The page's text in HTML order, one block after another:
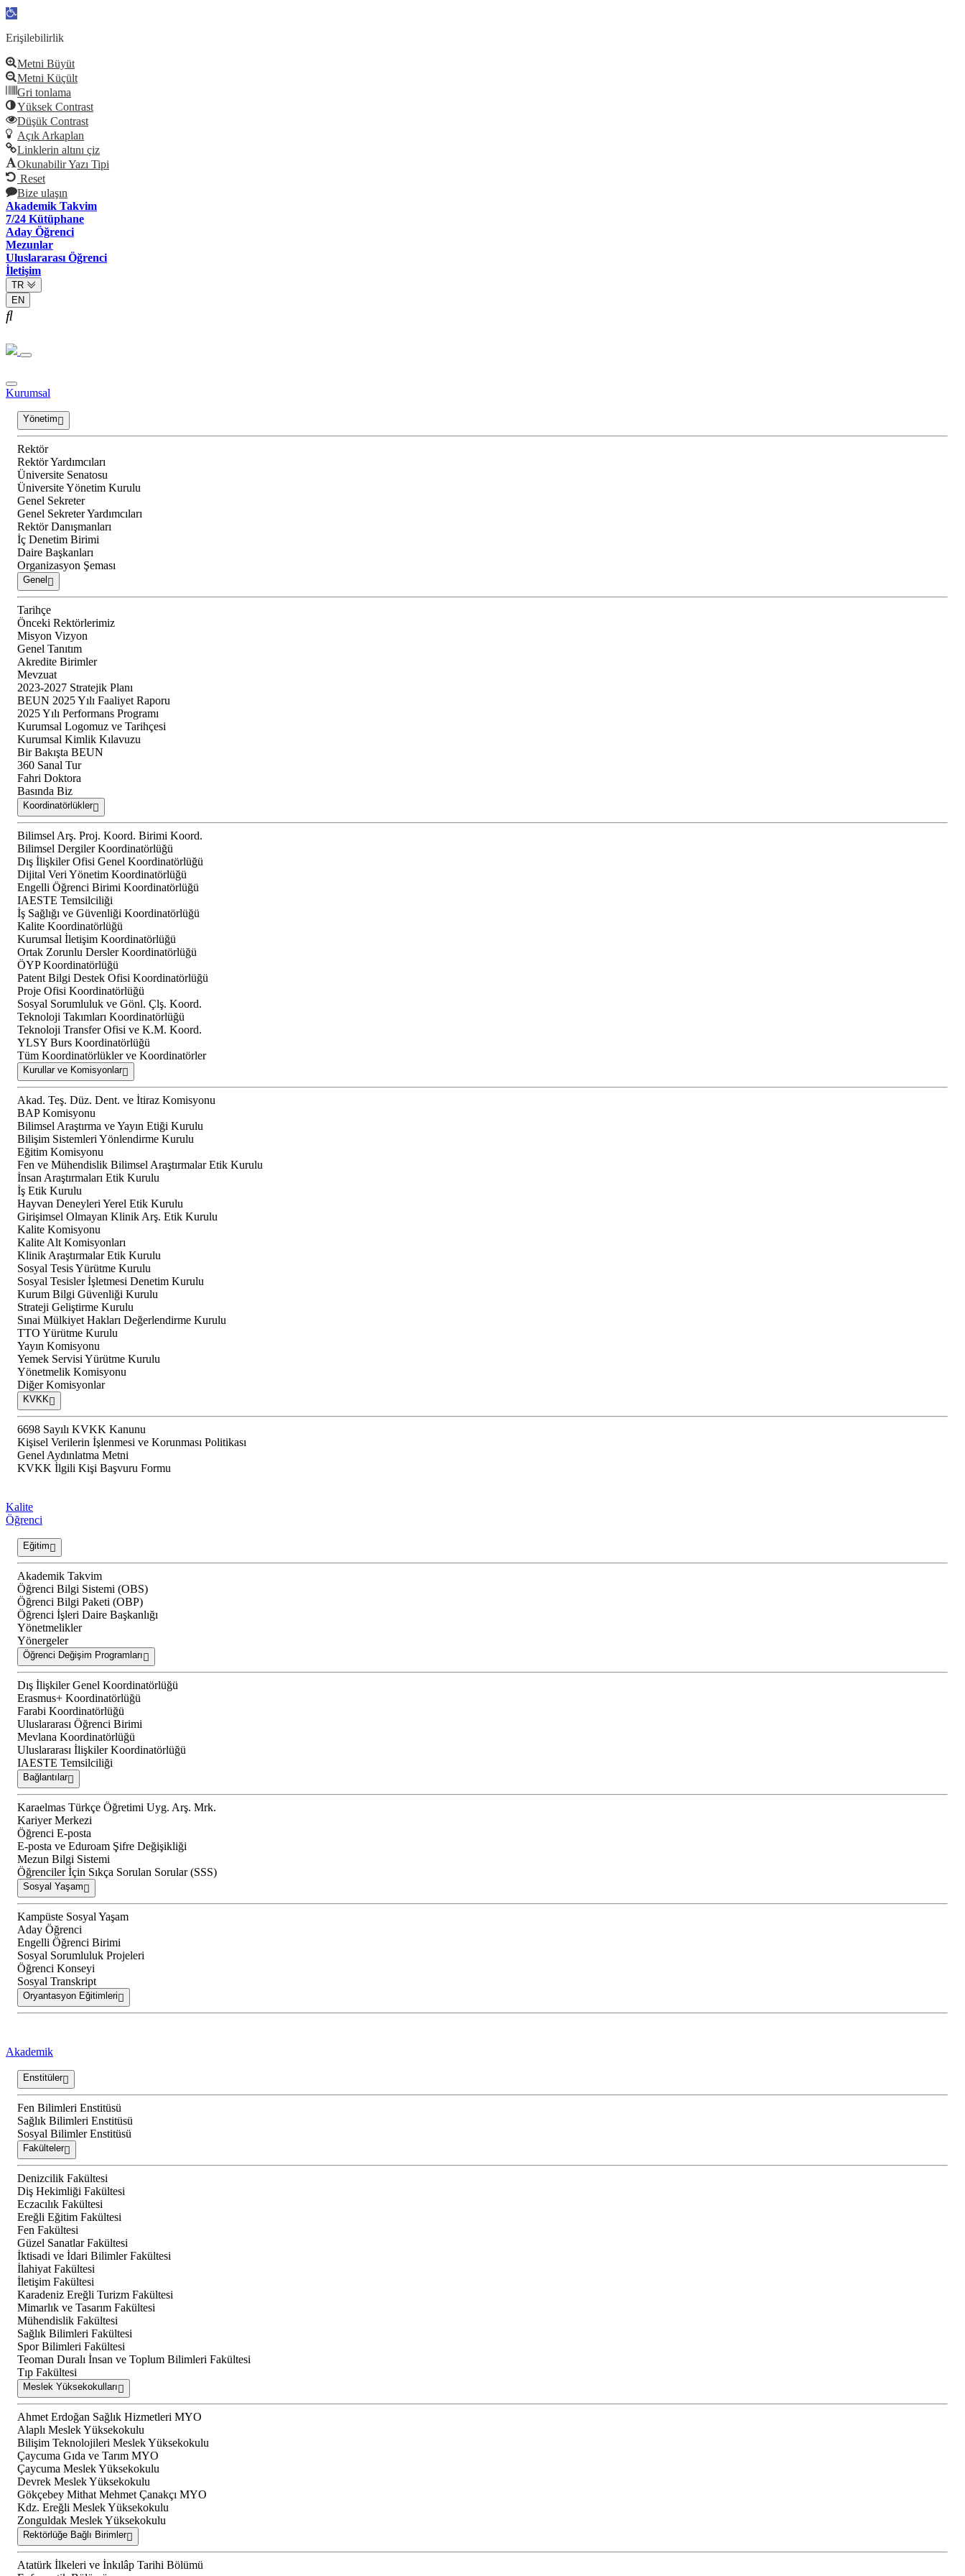
Open
Erişilebilirlik
Metni Büyüt
Metni Küçült
Gri tonlama
Yüksek Contrast
Düşük Contrast
Açık Arkaplan
Linklerin altını çiz
Okunabilir Yazı Tipi
Reset
Bize ulaşın
Akademik Takvim
7/24 Kütüphane
Aday Öğrenci
Mezunlar
Uluslararası Öğrenci
İletişim
TR
EN
Kurumsal
Yönetim
Rektör
Rektör Yardımcıları
Üniversite Senatosu
Üniversite Yönetim Kurulu
Genel Sekreter
Genel Sekreter Yardımcıları
Rektör Danışmanları
İç Denetim Birimi
Daire Başkanları
Organizasyon Şeması
Genel
Tarihçe
Önceki Rektörlerimiz
Misyon Vizyon
Genel Tanıtım
Akredite Birimler
Mevzuat
2023-2027 Stratejik Planı
BEUN 2025 Yılı Faaliyet Raporu
2025 Yılı Performans Programı
Kurumsal Logomuz ve Tarihçesi
Kurumsal Kimlik Kılavuzu
Bir Bakışta BEUN
360 Sanal Tur
Fahri Doktora
Basında Biz
Koordinatörlükler
Bilimsel Arş. Proj. Koord. Birimi Koord.
Bilimsel Dergiler Koordinatörlüğü
Dış İlişkiler Ofisi Genel Koordinatörlüğü
Dijital Veri Yönetim Koordinatörlüğü
Engelli Öğrenci Birimi Koordinatörlüğü
IAESTE Temsilciliği
İş Sağlığı ve Güvenliği Koordinatörlüğü
Kalite Koordinatörlüğü
Kurumsal İletişim Koordinatörlüğü
Ortak Zorunlu Dersler Koordinatörlüğü
ÖYP Koordinatörlüğü
Patent Bilgi Destek Ofisi Koordinatörlüğü
Proje Ofisi Koordinatörlüğü
Sosyal Sorumluluk ve Gönl. Çlş. Koord.
Teknoloji Takımları Koordinatörlüğü
Teknoloji Transfer Ofisi ve K.M. Koord.
YLSY Burs Koordinatörlüğü
Tüm Koordinatörlükler ve Koordinatörler
Kurullar ve Komisyonlar
Akad. Teş. Düz. Dent. ve İtiraz Komisyonu
BAP Komisyonu
Bilimsel Araştırma ve Yayın Etiği Kurulu
Bilişim Sistemleri Yönlendirme Kurulu
Eğitim Komisyonu
Fen ve Mühendislik Bilimsel Araştırmalar Etik Kurulu
İnsan Araştırmaları Etik Kurulu
İş Etik Kurulu
Hayvan Deneyleri Yerel Etik Kurulu
Girişimsel Olmayan Klinik Arş. Etik Kurulu
Kalite Komisyonu
Kalite Alt Komisyonları
Klinik Araştırmalar Etik Kurulu
Sosyal Tesis Yürütme Kurulu
Sosyal Tesisler İşletmesi Denetim Kurulu
Kurum Bilgi Güvenliği Kurulu
Strateji Geliştirme Kurulu
Sınai Mülkiyet Hakları Değerlendirme Kurulu
TTO Yürütme Kurulu
Yayın Komisyonu
Yemek Servisi Yürütme Kurulu
Yönetmelik Komisyonu
Diğer Komisyonlar
KVKK
6698 Sayılı KVKK Kanunu
Kişisel Verilerin İşlenmesi ve Korunması Politikası
Genel Aydınlatma Metni
KVKK İlgili Kişi Başvuru Formu
Kalite
Öğrenci
Eğitim
Akademik Takvim
Öğrenci Bilgi Sistemi (OBS)
Öğrenci Bilgi Paketi (OBP)
Öğrenci İşleri Daire Başkanlığı
Yönetmelikler
Yönergeler
Öğrenci Değişim Programları
Dış İlişkiler Genel Koordinatörlüğü
Erasmus+ Koordinatörlüğü
Farabi Koordinatörlüğü
Uluslararası Öğrenci Birimi
Mevlana Koordinatörlüğü
Uluslararası İlişkiler Koordinatörlüğü
IAESTE Temsilciliği
Bağlantılar
Karaelmas Türkçe Öğretimi Uyg. Arş. Mrk.
Kariyer Merkezi
Öğrenci E-posta
E-posta ve Eduroam Şifre Değişikliği
Mezun Bilgi Sistemi
Öğrenciler İçin Sıkça Sorulan Sorular (SSS)
Sosyal Yaşam
Kampüste Sosyal Yaşam
Aday Öğrenci
Engelli Öğrenci Birimi
Sosyal Sorumluluk Projeleri
Öğrenci Konseyi
Sosyal Transkript
Oryantasyon Eğitimleri
Akademik
Enstitüler
Fen Bilimleri Enstitüsü
Sağlık Bilimleri Enstitüsü
Sosyal Bilimler Enstitüsü
Fakülteler
Denizcilik Fakültesi
Diş Hekimliği Fakültesi
Eczacılık Fakültesi
Ereğli Eğitim Fakültesi
Fen Fakültesi
Güzel Sanatlar Fakültesi
İktisadi ve İdari Bilimler Fakültesi
İlahiyat Fakültesi
İletişim Fakültesi
Karadeniz Ereğli Turizm Fakültesi
Mimarlık ve Tasarım Fakültesi
Mühendislik Fakültesi
Sağlık Bilimleri Fakültesi
Spor Bilimleri Fakültesi
Teoman Duralı İnsan ve Toplum Bilimleri Fakültesi
Tıp Fakültesi
Meslek Yüksekokulları
Ahmet Erdoğan Sağlık Hizmetleri MYO
Alaplı Meslek Yüksekokulu
Bilişim Teknolojileri Meslek Yüksekokulu
Çaycuma Gıda ve Tarım MYO
Çaycuma Meslek Yüksekokulu
Devrek Meslek Yüksekokulu
Gökçebey Mithat Mehmet Çanakçı MYO
Kdz. Ereğli Meslek Yüksekokulu
Zonguldak Meslek Yüksekokulu
Rektörlüğe Bağlı Birimler
Atatürk İlkeleri ve İnkılâp Tarihi Bölümü